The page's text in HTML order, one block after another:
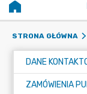
STRONA GŁÓWNA